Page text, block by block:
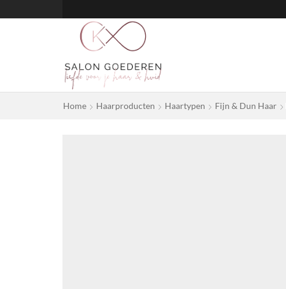
Home Haarproducten Haartypen Fijn & Dun Haar